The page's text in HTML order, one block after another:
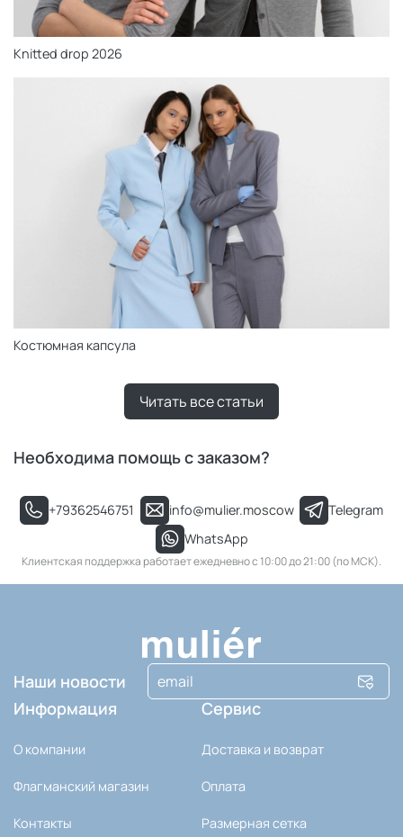
Knitted drop 2026
Костюмная капсула
Читать все статьи
Необходима помощь с заказом?
+79362546751 info@mulier.moscow
Telegram
WhatsApp
Клиентская поддержка работает ежедневно с 10:00 до 21:00 (по МСК).
Наши новости
Информация
О компании
Флагманский магазин
Контакты
Сервис
Доставка и возврат
Оплата
Размерная сетка